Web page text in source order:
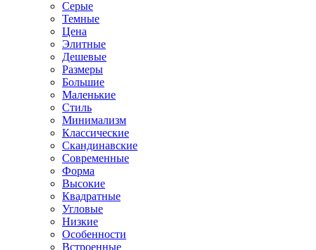
Серые
Темные
Цена
Элитные
Дешевые
Размеры
Большие
Маленькие
Стиль
Минимализм
Классические
Скандинавские
Современные
Форма
Высокие
Квадратные
Угловые
Низкие
Особенности
Встроенные